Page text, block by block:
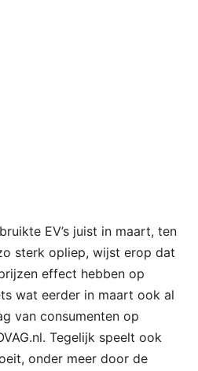
EV’s juist in maart, ten
sterk opliep, wijst erop dat
effect hebben op
wat eerder in maart ook al
van consumenten op
Tegelijk speelt ook
onder meer door de